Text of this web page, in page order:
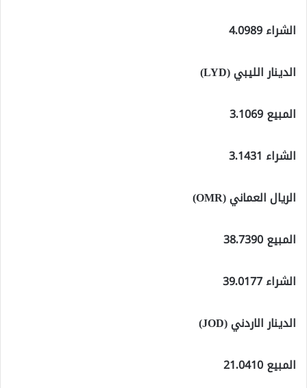
الشراء 4.0989
الدينار الليبي (LYD)
المبيع 3.1069
الشراء 3.1431
الريال العماني (OMR)
المبيع 38.7390
الشراء 39.0177
الدينار الاردني (JOD)
المبيع 21.0410